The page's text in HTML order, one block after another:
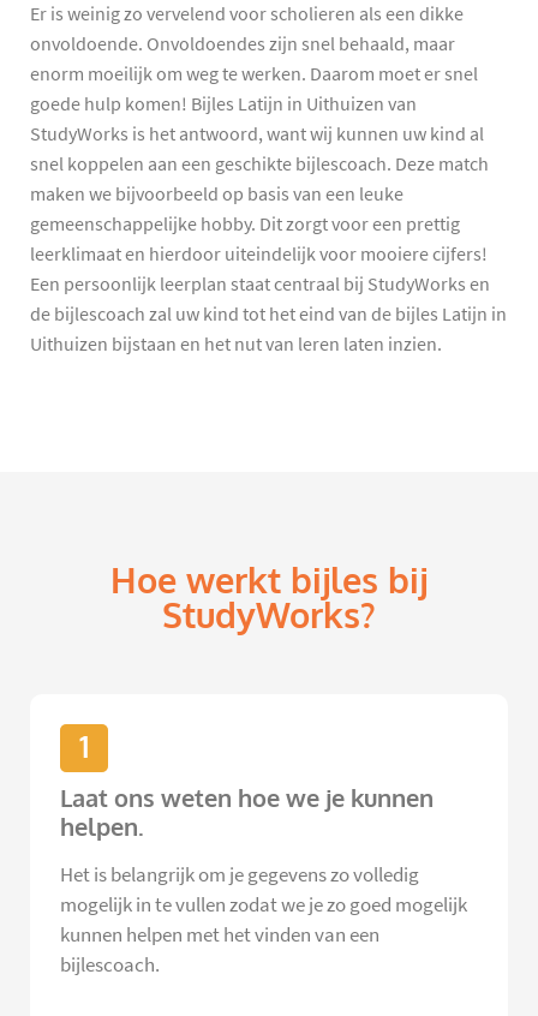
Er is weinig zo vervelend voor scholieren als een dikke
onvoldoende. Onvoldoendes zijn snel behaald, maar
enorm moeilijk om weg te werken. Daarom moet er snel
goede hulp komen! Bijles Latijn in Uithuizen van
StudyWorks is het antwoord, want wij kunnen uw kind al
snel koppelen aan een geschikte bijlescoach. Deze match
maken we bijvoorbeeld op basis van een leuke
gemeenschappelijke hobby. Dit zorgt voor een prettig
leerklimaat en hierdoor uiteindelijk voor mooiere cijfers!
Een persoonlijk leerplan staat centraal bij StudyWorks en
de bijlescoach zal uw kind tot het eind van de bijles Latijn in
Uithuizen bijstaan en het nut van leren laten inzien.
Hoe werkt bijles bij
StudyWorks?
1
Laat ons weten hoe we je kunnen
helpen.
Het is belangrijk om je gegevens zo volledig
mogelijk in te vullen zodat we je zo goed mogelijk
kunnen helpen met het vinden van een
bijlescoach.